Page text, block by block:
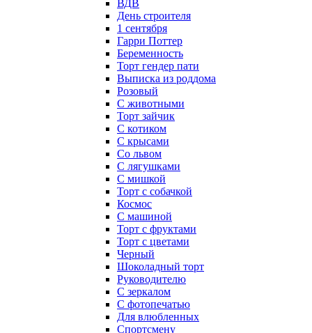
ВДВ
День строителя
1 сентября
Гарри Поттер
Беременность
Торт гендер пати
Выписка из роддома
Розовый
С животными
Торт зайчик
С котиком
С крысами
Со львом
С лягушками
С мишкой
Торт с собачкой
Космос
С машиной
Торт с фруктами
Торт с цветами
Черный
Шоколадный торт
Руководителю
С зеркалом
С фотопечатью
Для влюбленных
Спортсмену